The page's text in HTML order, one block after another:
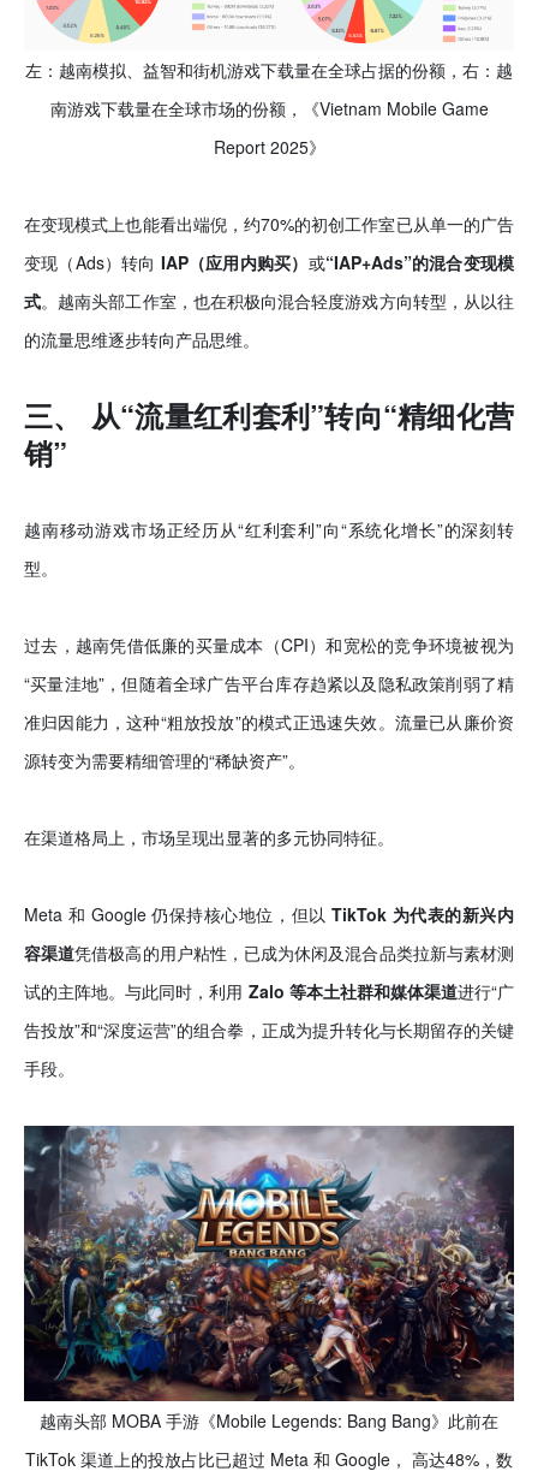
左： 越南模拟、益智和街机游戏下载量在全球占据的份额，右：越
南游戏下载量在全球市场的份额， 《Vietnam Mobile Game
Report 2025》
在变现模式上也能看出端倪，约70%的初创工作室已从单一的广告
变现（Ads）转向 IAP（应用内购买） 或“IAP+Ads”的混合变现模
式。越南头部工作室，也在积极向混合轻度游戏方向转型，从以往
的流量思维逐步转向产品思维。
三、 从“流量红利套利”转向“精细化营
销”
越南移动游戏市场正经历从“红利套利”向“系统化增长”的深刻转
型。
过去，越南凭借低廉的买量成本（CPI）和宽松的竞争环境被视为
“买量洼地”，但随着全球广告平台库存趋紧以及隐私政策削弱了精
准归因能力，这种“粗放投放”的模式正迅速失效。流量已从廉价资
源转变为需要精细管理的“稀缺资产”。
在渠道格局上，市场呈现出显著的多元协同特征。
Meta 和 Google 仍保持核心地位，但以TikTok 为代表的新兴内
容渠道凭借极高的用户粘性，已成为休闲及混合品类拉新与素材测
试的主阵地。与此同时，利用 Zalo 等本土社群和媒体渠道进行“广
告投放”和“深度运营”的组合拳，正成为提升转化与长期留存的关键
手段。
越南头部 MOBA 手游《Mobile Legends: Bang Bang》此前在
TikTok 渠道上的投放占比已超过 Meta 和 Google， 高达48%，数